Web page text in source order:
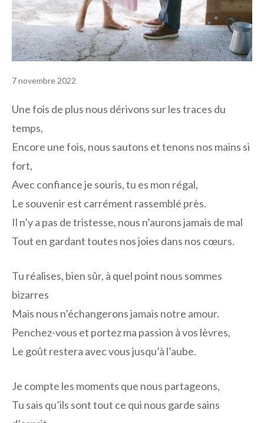
7 novembre 2022
Une fois de plus nous dérivons sur les traces du
temps,
Encore une fois, nous sautons et tenons nos mains si
fort,
Avec confiance je souris, tu es mon régal,
Le souvenir est carrément rassemblé près.
Il n’y a pas de tristesse, nous n’aurons jamais de mal
Tout en gardant toutes nos joies dans nos cœurs.
Tu réalises, bien sûr, à quel point nous sommes
bizarres
Mais nous n’échangerons jamais notre amour.
Penchez-vous et portez ma passion à vos lèvres,
Le goût restera avec vous jusqu’à l’aube.
Je compte les moments que nous partageons,
Tu sais qu’ils sont tout ce qui nous garde sains